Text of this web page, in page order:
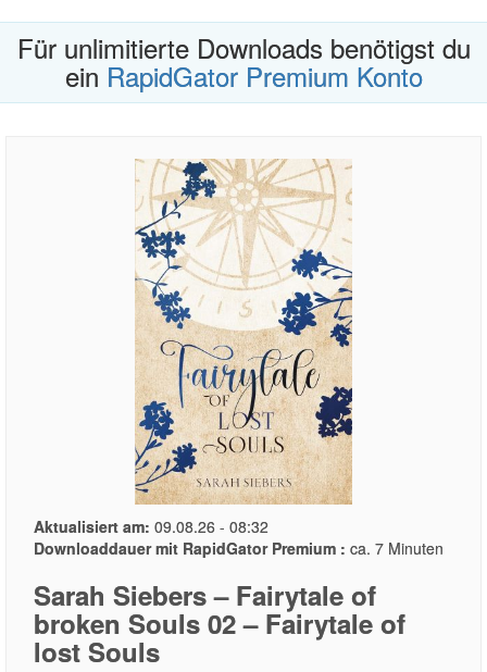
Für unlimitierte Downloads benötigst du
ein RapidGator Premium Konto
Aktualisiert am: 09.08.26 - 08:32
Downloaddauer mit RapidGator Premium : ca. 7 Minuten
Sarah Siebers – Fairytale of
broken Souls 02 – Fairytale of
lost Souls